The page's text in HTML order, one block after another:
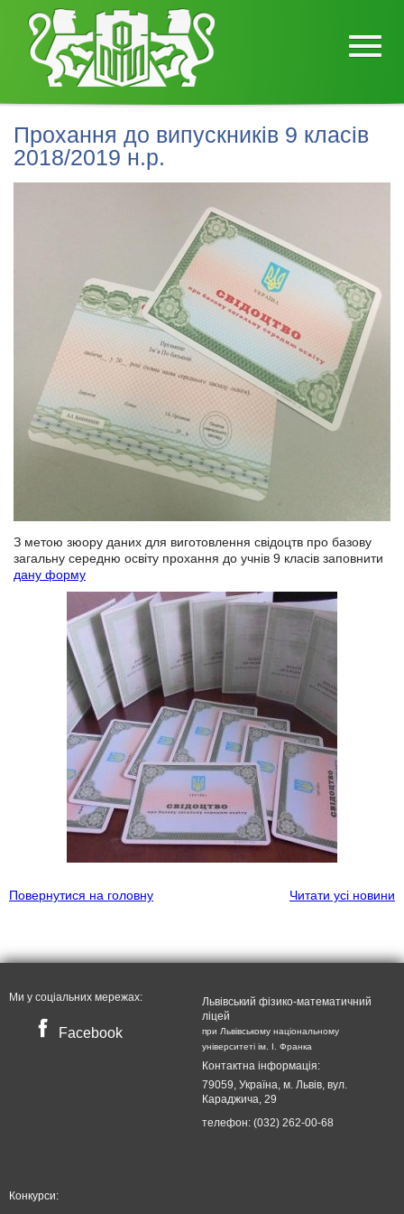
Прохання до випускників 9 класів
2018/2019 н.р.
З метою зюору даних для виготовлення свідоцтв про базову
загальну середню освіту прохання до учнів 9 класів заповнити
дану форму
Повернутися на головну Читати усі новини
Ми у соціальних мережах:
Facebook
Львівський фізико-математичний
ліцей
при Львівському національному
університеті ім. I. Франка
Контактна інформація:
79059, Україна, м. Львів, вул.
Караджича, 29
телефон: (032) 262-00-68
Конкурси: